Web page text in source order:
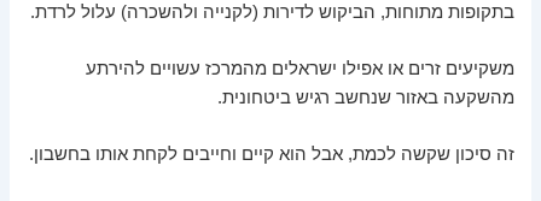
בתקופות מתוחות, הביקוש לדירות (לקנייה ולהשכרה) עלול לרדת.
משקיעים זרים או אפילו ישראלים מהמרכז עשויים להירתע
מהשקעה באזור שנחשב רגיש ביטחונית.
זה סיכון שקשה לכמת, אבל הוא קיים וחייבים לקחת אותו בחשבון.